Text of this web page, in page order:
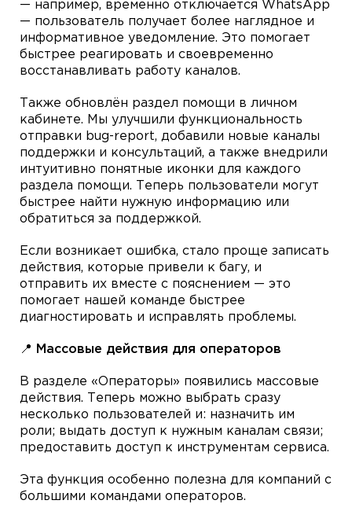
— например, временно отключается WhatsApp
— пользователь получает более наглядное и
информативное уведомление. Это помогает
быстрее реагировать и своевременно
восстанавливать работу каналов.
Также обновлён раздел помощи в личном
кабинете. Мы улучшили функциональность
отправки bug-report, добавили новые каналы
поддержки и консультаций, а также внедрили
интуитивно понятные иконки для каждого
раздела помощи. Теперь пользователи могут
быстрее найти нужную информацию или
обратиться за поддержкой.
Если возникает ошибка, стало проще записать
действия, которые привели к багу, и
отправить их вместе с пояснением — это
помогает нашей команде быстрее
диагностировать и исправлять проблемы.
📍 Массовые действия для операторов
В разделе «Операторы» появились массовые
действия. Теперь можно выбрать сразу
несколько пользователей и: назначить им
роли; выдать доступ к нужным каналам связи;
предоставить доступ к инструментам сервиса.
Эта функция особенно полезна для компаний с
большими командами операторов.